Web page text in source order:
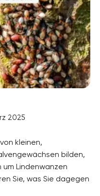
2025
kleinen,
bilden,
Lindenwanzen
Sie, was Sie dagegen